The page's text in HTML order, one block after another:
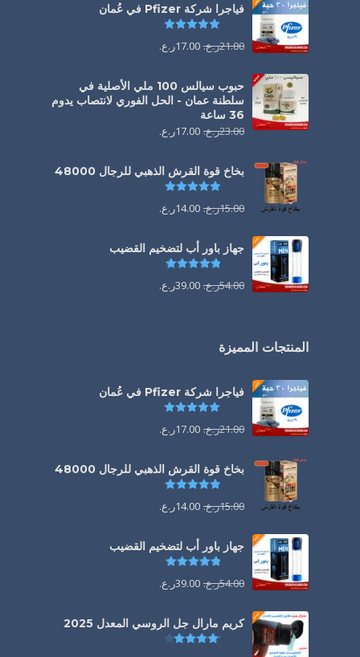
فياجرا شركة Pfizer في عُمان
21.00ر.ع. 17.00ر.ع.
حبوب سيالس 100 ملي الأصلية في
سلطنة عمان - الحل الفوري لانتصاب يدوم
36 ساعة
23.00ر.ع. 17.00ر.ع.
بخاخ قوة القرش الذهبي للرجال 48000
تم التقييم
15.00ر.ع. 14.00ر.ع.
جهاز باور أب لتضخيم القضيب
تم التقييم
54.00ر.ع. 39.00ر.ع.
المنتجات المميزة
فياجرا شركة Pfizer في عُمان
21.00ر.ع. 17.00ر.ع.
بخاخ قوة القرش الذهبي للرجال 48000
تم التقييم
15.00ر.ع. 14.00ر.ع.
جهاز باور أب لتضخيم القضيب
تم التقييم
54.00ر.ع. 39.00ر.ع.
كريم مارال جل الروسي المعدل 2025
تم التقييم